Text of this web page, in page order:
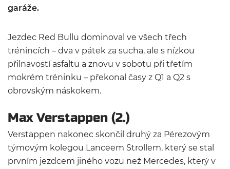
garáže.
Jezdec Red Bullu dominoval ve všech třech
trénincích – dva v pátek za sucha, ale s nízkou
přilnavostí asfaltu a znovu v sobotu při třetím
mokrém tréninku – překonal časy z Q1 a Q2 s
obrovským náskokem.
Max Verstappen (2.)
Verstappen nakonec skončil druhý za Pérezovým
týmovým kolegou Lanceem Strollem, který se stal
prvním jezdcem jiného vozu než Mercedes, který v